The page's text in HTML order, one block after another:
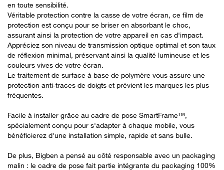
en toute sensibilité.
Véritable protection contre la casse de votre écran, ce film de
protection est conçu pour se briser en absorbant le choc,
assurant ainsi la protection de votre appareil en cas d'impact.
Appréciez son niveau de transmission optique optimal et son taux
de réflexion minimal, préservant ainsi la qualité lumineuse et les
couleurs vives de votre écran.
Le traitement de surface à base de polymère vous assure une
protection anti-traces de doigts et prévient les marques les plus
fréquentes.
Facile à installer grâce au cadre de pose SmartFrame™,
spécialement conçu pour s'adapter à chaque mobile, vous
bénéficierez d'une installation simple, rapide et sans bulle.
De plus, Bigben a pensé au côté responsable avec un packaging
malin : le cadre de pose fait partie intégrante du packaging 100%